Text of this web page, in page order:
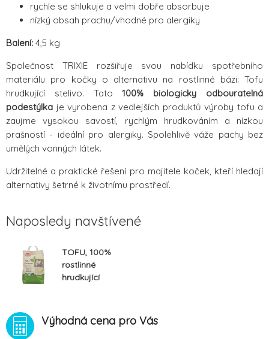
rychle se shlukuje a velmi dobře absorbuje
nízký obsah prachu/vhodné pro alergiky
Balení: 4,5 kg
Společnost TRIXIE rozšiřuje svou nabídku spotřebního
materiálu pro kočky o alternativu na rostlinné bázi: Tofu
hrudkující stelivo. Tato100% biologicky odbouratelná
podestýlka je vyrobena z vedlejších produktů výroby tofu a
zaujme vysokou savostí, rychlým hrudkováním a nízkou
prašností - ideální pro alergiky. Spolehlivě váže pachy bez
umělých vonných látek.
Udržitelné a praktické řešení pro majitele koček, kteří hledají
alternativy šetrné k životnímu prostředí.
Naposledy navštívené
TOFU, 100%
rostlinné
hrudkující
Výhodná cena pro Vás